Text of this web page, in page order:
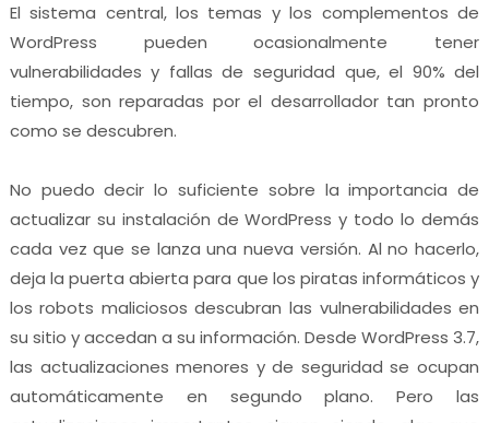
El sistema central, los temas y los complementos de
WordPress pueden ocasionalmente tener
vulnerabilidades y fallas de seguridad que, el 90% del
tiempo, son reparadas por el desarrollador tan pronto
como se descubren.
No puedo decir lo suficiente sobre la importancia de
actualizar su instalación de WordPress y todo lo demás
cada vez que se lanza una nueva versión. Al no hacerlo,
deja la puerta abierta para que los piratas informáticos y
los robots maliciosos descubran las vulnerabilidades en
su sitio y accedan a su información. Desde WordPress 3.7,
las actualizaciones menores y de seguridad se ocupan
automáticamente en segundo plano. Pero las